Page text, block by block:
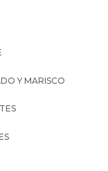
Y MARISCO